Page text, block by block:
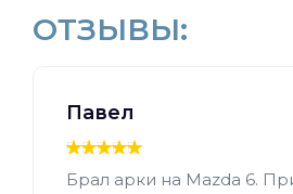
ОТЗЫВЫ:
Павел
Брал арки на Mazda 6.